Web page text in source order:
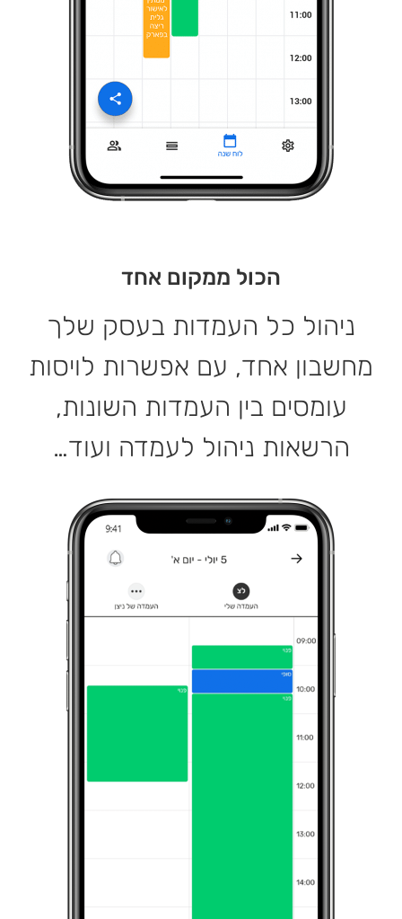
הכול ממקום אחד
ניהול כל העמדות בעסק שלך
מחשבון אחד, עם אפשרות לויסות
עומסים בין העמדות השונות,
הרשאות ניהול לעמדה ועוד…